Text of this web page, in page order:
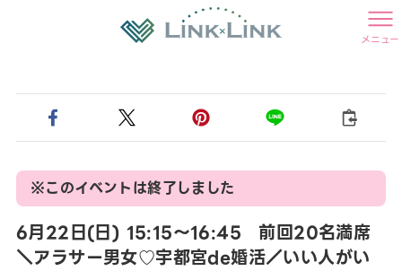
メニュー
※このイベントは終了しました
6月22日(日) 15:15〜16:45 前回20名満席
＼アラサー男女♡宇都宮de婚活／いい人がい